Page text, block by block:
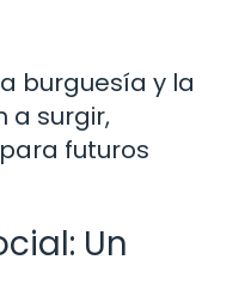
burguesía y la
a surgir,
futuros
Un